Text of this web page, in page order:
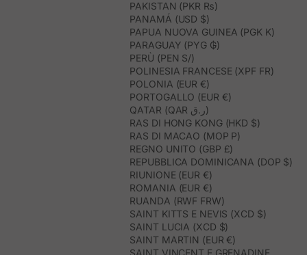
PAKISTAN (PKR ₨)
PANAMÁ (USD $)
PAPUA NUOVA GUINEA (PGK K)
PARAGUAY (PYG ₲)
PERÙ (PEN S/)
POLINESIA FRANCESE (XPF FR)
POLONIA (EUR €)
PORTOGALLO (EUR €)
QATAR (QAR ر.ق)
RAS DI HONG KONG (HKD $)
RAS DI MACAO (MOP P)
REGNO UNITO (GBP £)
REPUBBLICA DOMINICANA (DOP $)
RIUNIONE (EUR €)
ROMANIA (EUR €)
RUANDA (RWF FRW)
SAINT KITTS E NEVIS (XCD $)
SAINT LUCIA (XCD $)
SAINT MARTIN (EUR €)
SAINT VINCENT E GRENADINE